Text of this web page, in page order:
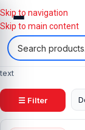
Skip to navigation
Skip to main content
text
☰ Filter